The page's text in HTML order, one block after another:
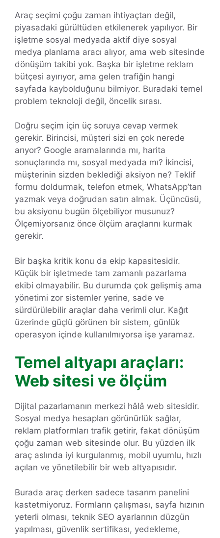
Araç seçimi çoğu zaman ihtiyaçtan değil,
piyasadaki gürültüden etkilenerek yapılıyor. Bir
işletme sosyal medyada aktif diye sosyal
medya planlama aracı alıyor, ama web sitesinde
dönüşüm takibi yok. Başka bir işletme reklam
bütçesi ayırıyor, ama gelen trafiğin hangi
sayfada kaybolduğunu bilmiyor. Buradaki temel
problem teknoloji değil, öncelik sırası.
Doğru seçim için üç soruya cevap vermek
gerekir. Birincisi, müşteri sizi en çok nerede
arıyor? Google aramalarında mı, harita
sonuçlarında mı, sosyal medyada mı? İkincisi,
müşterinin sizden beklediği aksiyon ne? Teklif
formu doldurmak, telefon etmek, WhatsApp’tan
yazmak veya doğrudan satın almak. Üçüncüsü,
bu aksiyonu bugün ölçebiliyor musunuz?
Ölçemiyorsanız önce ölçüm araçlarını kurmak
gerekir.
Bir başka kritik konu da ekip kapasitesidir.
Küçük bir işletmede tam zamanlı pazarlama
ekibi olmayabilir. Bu durumda çok gelişmiş ama
yönetimi zor sistemler yerine, sade ve
sürdürülebilir araçlar daha verimli olur. Kağıt
üzerinde güçlü görünen bir sistem, günlük
operasyon içinde kullanılmıyorsa işe yaramaz.
Temel altyapı araçları:
Web sitesi ve ölçüm
Dijital pazarlamanın merkezi hâlâ web sitesidir.
Sosyal medya hesapları görünürlük sağlar,
reklam platformları trafik getirir, fakat dönüşüm
çoğu zaman web sitesinde olur. Bu yüzden ilk
araç aslında iyi kurgulanmış, mobil uyumlu, hızlı
açılan ve yönetilebilir bir web altyapısıdır.
Burada araç derken sadece tasarım panelini
kastetmiyoruz. Formların çalışması, sayfa hızının
yeterli olması, teknik SEO ayarlarının düzgün
yapılması, güvenlik sertifikası, yedekleme,